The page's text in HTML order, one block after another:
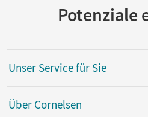
Potenziale
Unser Service für Sie
Über Cornelsen